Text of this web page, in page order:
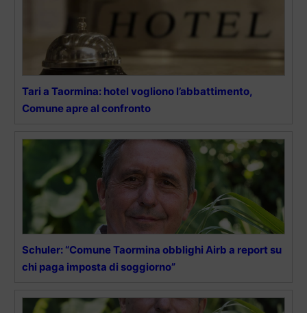
Tari a Taormina: hotel vogliono l’abbattimento,
Comune apre al confronto
Schuler: “Comune Taormina obblighi Airb a report su
chi paga imposta di soggiorno”